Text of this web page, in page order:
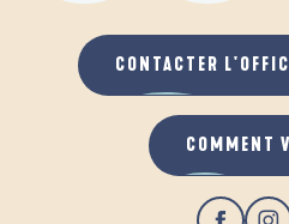
CONTACTER
COMMENT